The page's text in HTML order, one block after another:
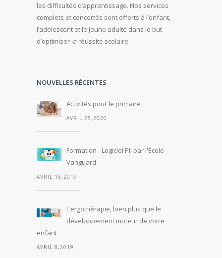
les difficultés d’apprentissage. Nos services
complets et concertés sont offerts à l’enfant,
l’adolescent et le jeune adulte dans le but
d’optimiser la réussite scolaire.
NOUVELLES RÉCENTES
Activités pour le primaire
AVRIL 25,2020
Formation - Logiciel PII par l'École
Vanguard
AVRIL 15,2019
L’ergothérapie, bien plus que le
développement moteur de votre
enfant
AVRIL 8,2019